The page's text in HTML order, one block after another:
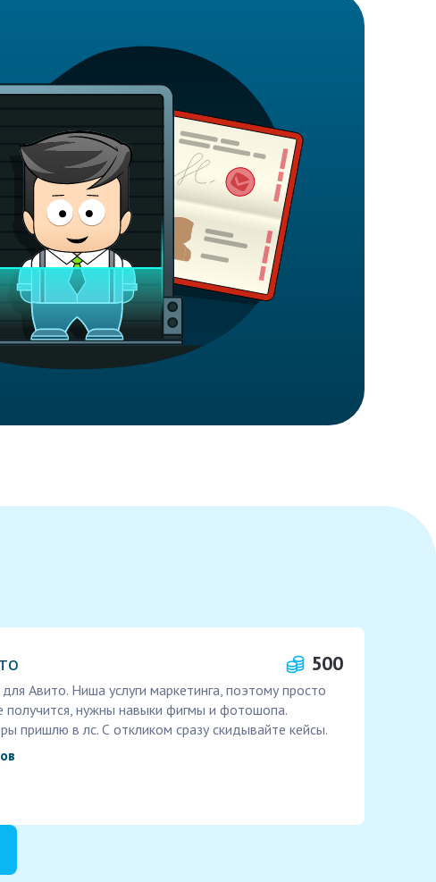
500
Авито. Ниша услуги маркетинга, поэтому просто
получится, нужны навыки фигмы и фотошопа.
пришлю в лс. С откликом сразу скидывайте кейсы.